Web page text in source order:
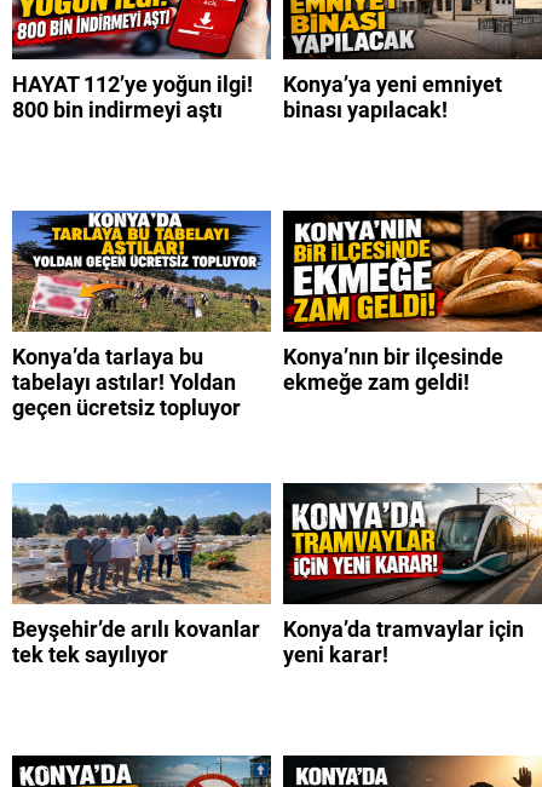
HAYAT 112’ye yoğun ilgi!
800 bin indirmeyi aştı
Konya’ya yeni emniyet
binası yapılacak!
Konya’da tarlaya bu
tabelayı astılar! Yoldan
geçen ücretsiz topluyor
Konya’nın bir ilçesinde
ekmeğe zam geldi!
Beyşehir’de arılı kovanlar
tek tek sayılıyor
Konya’da tramvaylar için
yeni karar!